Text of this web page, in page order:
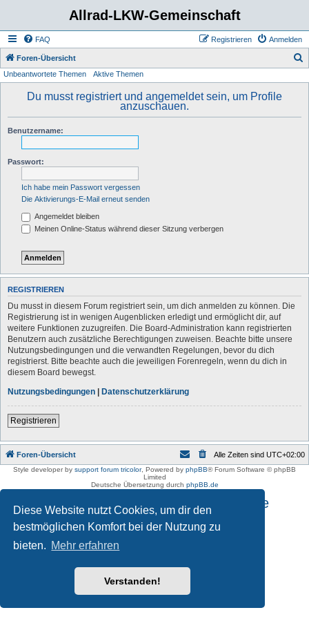
Diese Website nutzt Cookies, um dir den
bestmöglichen Komfort bei der Nutzung zu
bieten. Mehr erfahren
Verstanden!
Allrad-LKW-Gemeinschaft
FAQ Anmelden
Registrieren
Foren-Übersicht
Unbeantwortete Themen Aktive Themen
Du musst registriert und angemeldet sein, um Profile
anzuschauen.
Benutzername:
Passwort:
Ich habe mein Passwort vergessen
Die Aktivierungs-E-Mail erneut senden
Angemeldet bleiben
Meinen Online-Status während dieser Sitzung verbergen
REGISTRIEREN
Du musst in diesem Forum registriert sein, um dich anmelden zu können. Die
Registrierung ist in wenigen Augenblicken erledigt und ermöglicht dir, auf
weitere Funktionen zuzugreifen. Die Board-Administration kann registrierten
Benutzern auch zusätzliche Berechtigungen zuweisen. Beachte bitte unsere
Nutzungsbedingungen und die verwandten Regelungen, bevor du dich
registrierst. Bitte beachte auch die jeweiligen Forenregeln, wenn du dich in
diesem Board bewegst.
Nutzungsbedingungen | Datenschutzerklärung
Registrieren
Foren-Übersicht Alle Zeiten sind UTC+02:00
Style developer by support forum tricolor, Powered by phpBB® Forum Software © phpBB
Limited
Deutsche Übersetzung durch phpBB.de
Impressum und Datenschutzhinweise